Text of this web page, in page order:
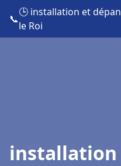
📞
🕒 installation et
le Roi
installation